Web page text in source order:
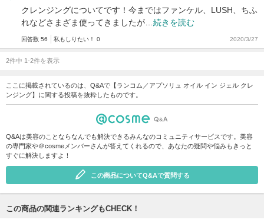
クレンジングについてです！今まではファンケル、LUSH、ちふ
れなどさまざま使ってきましたが… 続きを読む
回答数 56 私もしりたい！ 0 2020/3/27
2件中 1-2件を表示
ここに掲載されているのは、Q&Aで【ランコム／アプソリュ オイル イン ジェル クレ
ンジング】に関する投稿を抜粋したものです。
Q&Aは美容のことならなんでも解決できるみんなのコミュニティサービスです。美容
の専門家や＠cosmeメンバーさんが答えてくれるので、あなたの疑問や悩みもきっと
すぐに解決しますよ！
この商品についてQ&Aで質問する
この商品の関連ランキングもCHECK！